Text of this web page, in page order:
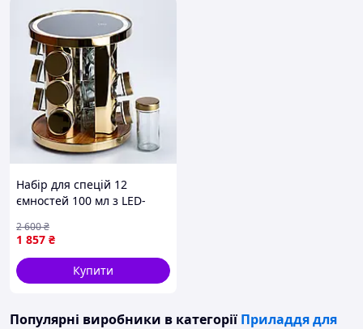
Набір для спецій 12
ємностей 100 мл з LED-
TS Kitchen FK-11223
1 857 ₴
2 600₴
Купити
Популярні виробники в категорії Приладдя для